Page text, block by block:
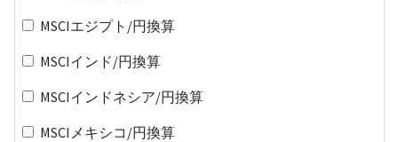
MSCIエジプト/円換算
MSCIインド/円換算
MSCIインドネシア/円換算
MSCIメキシコ/円換算